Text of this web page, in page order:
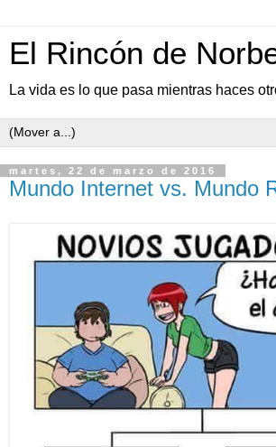
El Rincón de
La vida es lo que pasa mientras haces
martes, 22 de marzo de 2016
Mundo Internet vs. Mundo